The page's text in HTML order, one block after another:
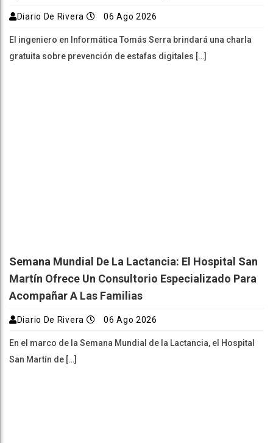
Diario De Rivera 06 Ago 2026
El ingeniero en Informática Tomás Serra brindará una charla
gratuita sobre prevención de estafas digitales […]
Semana Mundial De La Lactancia: El Hospital San
Martín Ofrece Un Consultorio Especializado Para
Acompañar A Las Familias
Diario De Rivera 06 Ago 2026
En el marco de la Semana Mundial de la Lactancia, el Hospital
San Martín de […]